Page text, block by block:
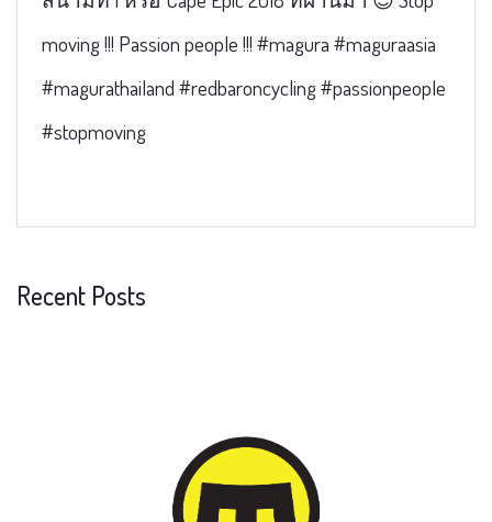
moving !!! Passion people !!! #magura #maguraasia
#magurathailand #redbaroncycling #passionpeople
#stopmoving
Recent Posts